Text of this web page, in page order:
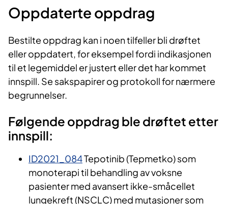
Oppdaterte oppdrag
Bestilte oppdrag kan i noen tilfeller bli drøftet
eller oppdatert, for eksempel fordi indikasjonen
til et legemiddel er justert eller det har kommet
innspill. Se sakspapirer og protokoll for nærmere
begrunnelser.
Følgende oppdrag ble drøftet etter
innspill:
ID2021_084Tepotinib (Tepmetko) som
monoterapi til behandling av voksne
pasienter med avansert ikke-småcellet
lungekreft (NSCLC) med mutasjoner som